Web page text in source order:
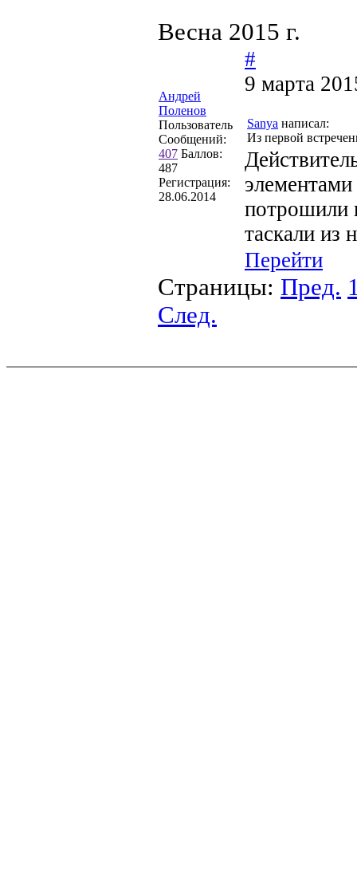
Весна 2015 г.
Андрей
Поленов
Пользователь
Сообщений:
407 Баллов:
487
Регистрация:
28.06.2014
#
9 марта
Sanya написал:
Из первой
потрошили
таскали из
Перейти
Страницы: Пред.
След.